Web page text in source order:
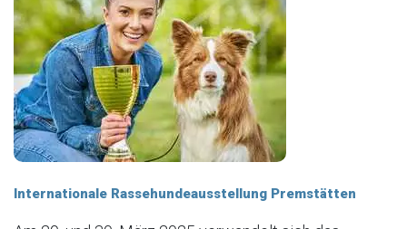
Internationale Rassehundeausstellung Premstätten